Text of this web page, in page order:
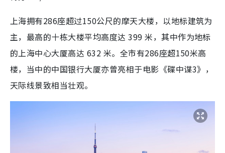
上海拥有286座超过150公尺的摩天大楼，以地标建筑为
主，最高的十栋大楼平均高度达 399 米，其中作为地标
的上海中心大厦高达 632 米。全市有286座超150米高
楼，当中的中国银行大厦亦曾亮相于电影《碟中谍3》，
天际线景致相当壮观。